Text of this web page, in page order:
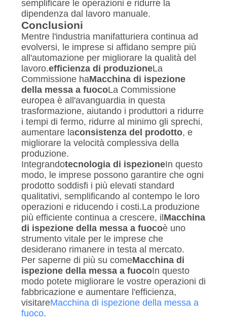
semplificare le operazioni e ridurre la
dipendenza dal lavoro manuale.
Conclusioni
Mentre l'industria manifatturiera continua ad
evolversi, le imprese si affidano sempre più
all'automazione per migliorare la qualità del
lavoro.efficienza di produzioneLa
Commissione haMacchina di ispezione
della messa a fuocoLa Commissione
europea è all'avanguardia in questa
trasformazione, aiutando i produttori a ridurre
i tempi di fermo, ridurre al minimo gli sprechi,
aumentare laconsistenza del prodotto, e
migliorare la velocità complessiva della
produzione.
Integrandotecnologia di ispezioneIn questo
modo, le imprese possono garantire che ogni
prodotto soddisfi i più elevati standard
qualitativi, semplificando al contempo le loro
operazioni e riducendo i costi.La produzione
più efficiente continua a crescere, il Macchina
di ispezione della messa a fuocoè uno
strumento vitale per le imprese che
desiderano rimanere in testa al mercato.
Per saperne di più su comeMacchina di
ispezione della messa a fuocoIn questo
modo potete migliorare le vostre operazioni di
fabbricazione e aumentare l'efficienza,
visitareMacchina di ispezione della messa a
fuoco.